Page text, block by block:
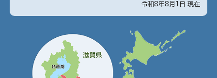
令和8年8月1日 現在